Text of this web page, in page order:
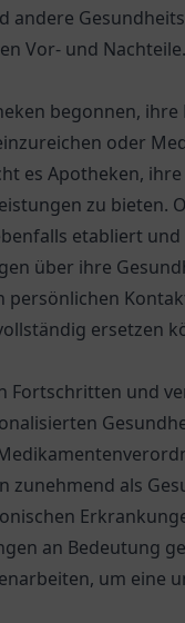
Vor- und Nachteile.
begonnen,
oder
es Apotheken,
zu bieten.
etabliert
über ihre
persönlichen
ersetzen
Fortschritten und
als
an Bedeutung
um eine